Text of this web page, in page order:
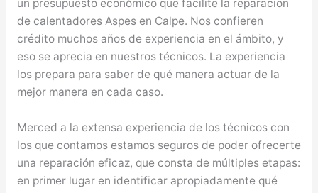
un presupuesto económico que facilite la reparacion
de calentadores Aspes en Calpe. Nos confieren
crédito muchos años de experiencia en el ámbito, y
eso se aprecia en nuestros técnicos. La experiencia
los prepara para saber de qué manera actuar de la
mejor manera en cada caso.
Merced a la extensa experiencia de los técnicos con
los que contamos estamos seguros de poder ofrecerte
una reparación eficaz, que consta de múltiples etapas:
en primer lugar en identificar apropiadamente qué